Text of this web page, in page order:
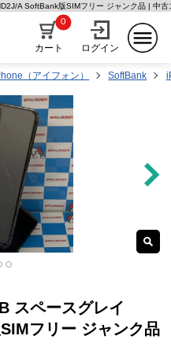
A SoftBank版SIMフリー ジャンク品 | 中古
カート
0
ログイン
（アイフォン） SoftBank
スペースグレイ
フリー ジャンク品